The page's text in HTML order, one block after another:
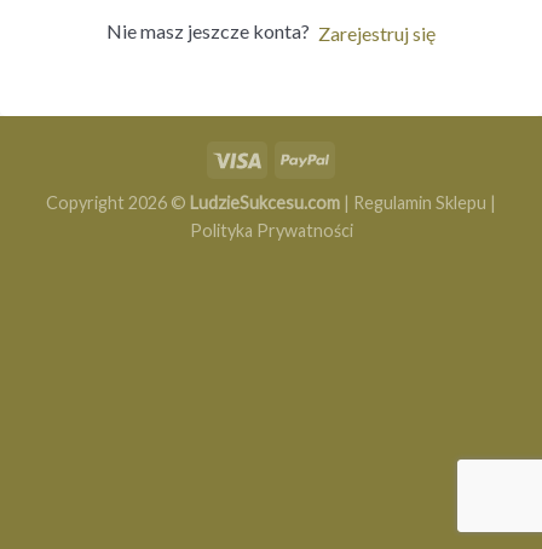
Nie masz jeszcze konta? Zarejestruj się
Copyright 2026 © LudzieSukcesu.com | Regulamin Sklepu |
Polityka Prywatności